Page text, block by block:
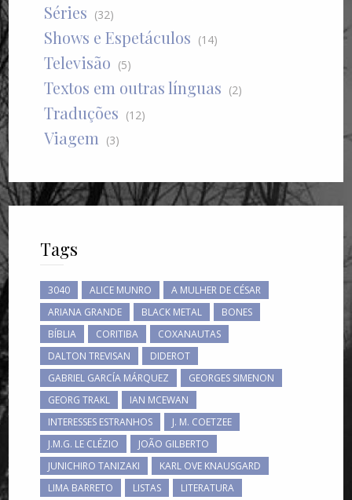
Séries (32)
Shows e Espetáculos (14)
Televisão (5)
Textos em outras línguas (2)
Traduções (12)
Viagem (3)
Tags
3040 ALICE MUNRO
A MULHER DE CÉSAR
ARIANA GRANDE
BLACK METAL
BONES
BÍBLIA
CORITIBA
COXANAUTAS
DALTON TREVISAN
DIDEROT
GABRIEL GARCÍA MÁRQUEZ
GEORGES SIMENON
GEORG TRAKL
IAN MCEWAN
INTERESSES ESTRANHOS
J. M. COETZEE
J.M.G. LE CLÉZIO
JOÃO GILBERTO
JUNICHIRO TANIZAKI
KARL OVE KNAUSGARD
LIMA BARRETO
LISTAS LITERATURA